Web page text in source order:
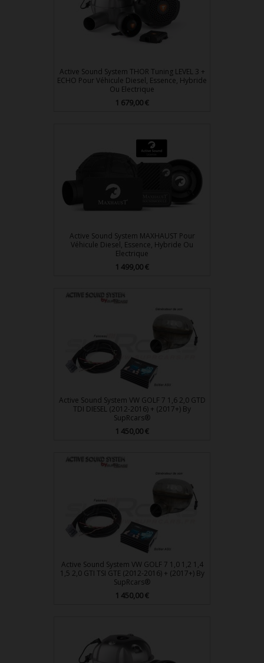
Active Sound System THOR Tuning LEVEL 3 +
ECHO Pour Véhicule Diesel, Essence, Hybride
Ou Electrique
Prix
1 679,00 €
Active Sound System MAXHAUST Pour
Véhicule Diesel, Essence, Hybride Ou
Electrique
Prix
1 499,00 €
Active Sound System VW GOLF 7 1,6 2,0 GTD
TDI DIESEL (2012-2016) + (2017+) By
SupRcars®
Prix
1 450,00 €
Active Sound System VW GOLF 7 1,0 1,2 1,4
1,5 2,0 GTI TSI GTE (2012-2016) + (2017+) By
SupRcars®
Prix
1 450,00 €